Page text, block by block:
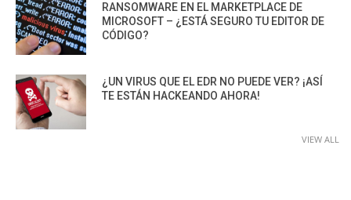
RANSOMWARE EN EL MARKETPLACE DE
MICROSOFT – ¿ESTÁ SEGURO TU EDITOR DE
CÓDIGO?
¿UN VIRUS QUE EL EDR NO PUEDE VER? ¡ASÍ
TE ESTÁN HACKEANDO AHORA!
VIEW ALL